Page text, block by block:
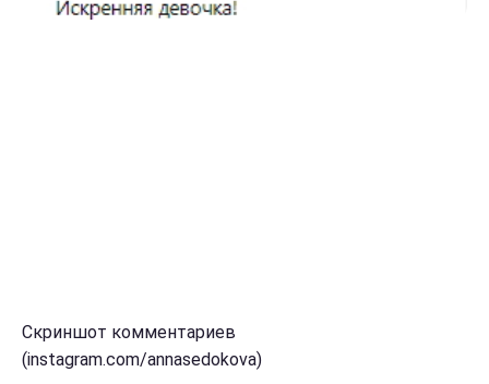
Скриншот комментариев
(instagram.com/annasedokova)